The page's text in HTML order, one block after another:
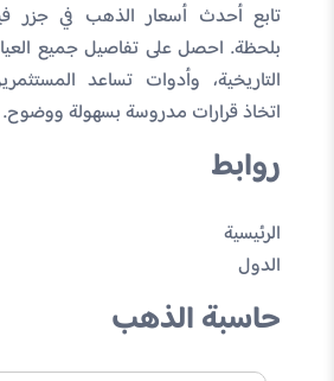
تابع أحدث أسعار الذهب في جزر
بلحظة. احصل على تفاصيل جميع
التاريخية، وأدوات تساعد
اتخاذ قرارات مدروسة بسهولة ووضوح.
روابط
الرئيسية
الدول
حاسبة الذهب